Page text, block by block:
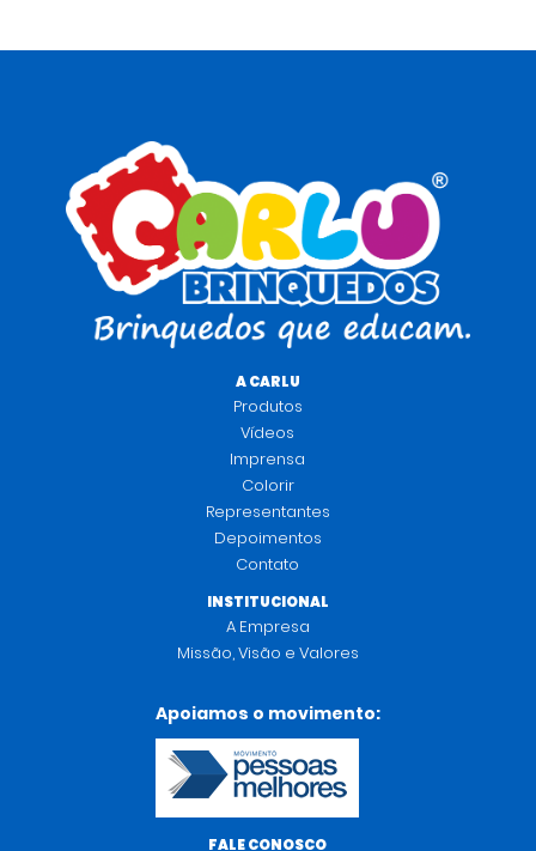
A CARLU
Produtos
Vídeos
Imprensa
Colorir
Representantes
Depoimentos
Contato
INSTITUCIONAL
A Empresa
Missão, Visão e Valores
Apoiamos o movimento:
FALE CONOSCO